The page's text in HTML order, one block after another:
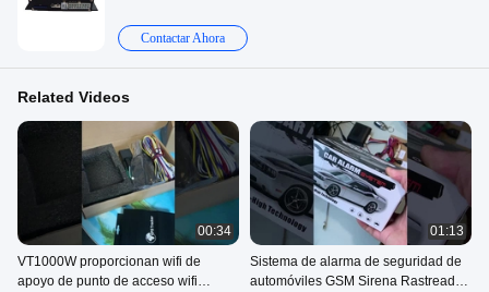
Contactar Ahora
Related Videos
00:34
VT1000W proporcionan wifi de
apoyo de punto de acceso wifi
01:13
Sistema de alarma de seguridad de
automóviles GSM Sirena Rastreador